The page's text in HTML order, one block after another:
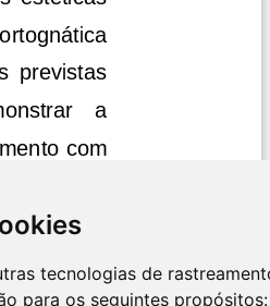
tecnologias de
para os seguintes propósitos: